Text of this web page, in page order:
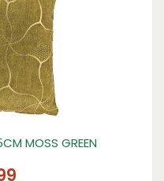
MOSS GREEN